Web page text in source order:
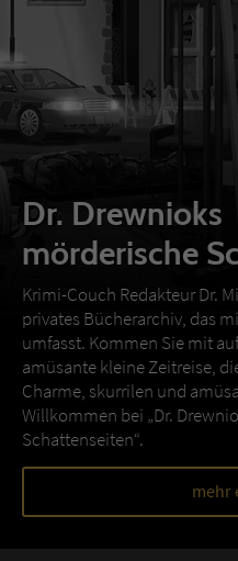
Dr. Drewnioks
mörderische
Krimi-Couch Redakteur Dr.
privates Bücherarchiv, das
umfasst. Kommen Sie mit
amüsante kleine Zeitreise,
Charme, skurrilen und
Willkommen bei „Dr.
Schattenseiten“.
mehr